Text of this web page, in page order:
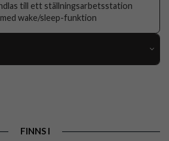
till ett ställningsarbetsstation
wake/sleep-funktion
Sov/Vakna funktion, Stativfunktion
FINNS I